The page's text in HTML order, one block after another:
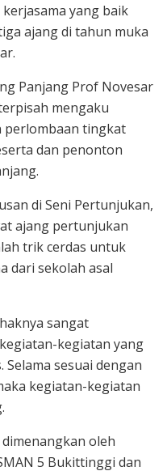
yang baik
ajang di tahun muka
Panjang Prof Novesar
mengaku
perlombaan tingkat
dan penonton
di Seni Pertunjukan,
ajang pertunjukan
trik cerdas untuk
dari sekolah asal
sangat
kegiatan yang
sesuai dengan
kegiatan-kegiatan
oleh
5 Bukittinggi dan